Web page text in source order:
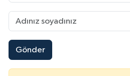
Gönder
Şırnak Müftülüğü